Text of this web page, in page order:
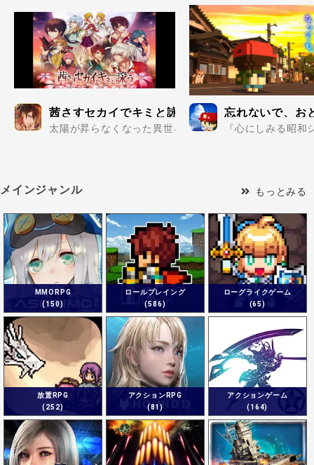
茜さすセカイでキミと詠う
太陽が昇らなくなった異世界でツクヨミ男子たちと愛
忘れないで、お
『心にしみる昭
メインジャンル もっとみる
MMORPG
(150)
ロールプレイング
(586)
ローグライクゲーム
(65)
放置RPG
(252)
アクションRPG
(81)
アクションゲーム
(164)